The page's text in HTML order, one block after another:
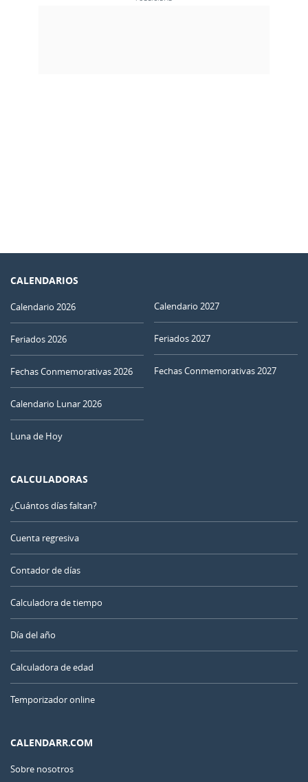
CALENDARIOS
Calendario 2026
Feriados 2026
Fechas Conmemorativas 2026
Calendario Lunar 2026
Luna de Hoy
Calendario 2027
Feriados 2027
Fechas Conmemorativas 2027
CALCULADORAS
¿Cuántos días faltan?
Cuenta regresiva
Contador de días
Calculadora de tiempo
Día del año
Calculadora de edad
Temporizador online
CALENDARR.COM
Sobre nosotros